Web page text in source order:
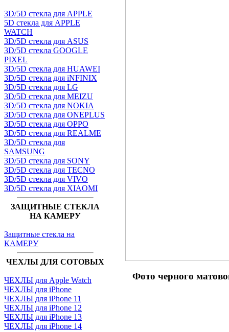
3D/5D стекла для APPLE
5D стекла для APPLE
WATCH
3D/5D стекла для ASUS
3D/5D стекла GOOGLE
PIXEL
3D/5D стекла для HUAWEI
3D/5D стекла для iNFINIX
3D/5D стекла для LG
3D/5D стекла для MEIZU
3D/5D стекла для NOKIA
3D/5D стекла для ONEPLUS
3D/5D стекла для OPPO
3D/5D стекла для REALME
3D/5D стекла для
SAMSUNG
3D/5D стекла для SONY
3D/5D стекла для TECNO
3D/5D стекла для VIVO
3D/5D стекла для XIAOMI
ЗАЩИТНЫЕ СТЕКЛА
НА КАМЕРУ
Защитные стекла на
КАМЕРУ
ЧЕХЛЫ ДЛЯ СОТОВЫХ
ЧЕХЛЫ для Apple Watch
ЧЕХЛЫ для iPhone
ЧЕХЛЫ для iPhone 11
ЧЕХЛЫ для iPhone 12
ЧЕХЛЫ для iPhone 13
ЧЕХЛЫ для iPhone 14
Фото черного